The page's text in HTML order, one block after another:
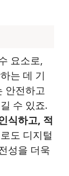
요소로,
는 데 기
안전하고
수 있죠.
식하고, 적
도 디지털
성을 더욱